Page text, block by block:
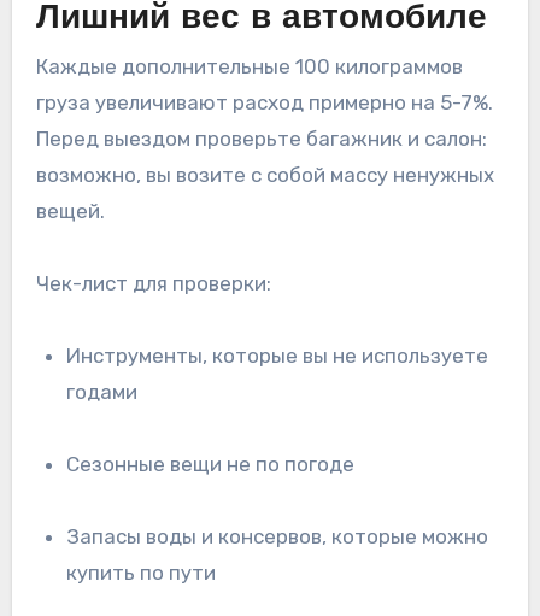
Лишний вес в автомобиле
Каждые дополнительные 100 килограммов
груза увеличивают расход примерно на 5-7%.
Перед выездом проверьте багажник и салон:
возможно, вы возите с собой массу ненужных
вещей.
Чек-лист для проверки:
Инструменты, которые вы не используете
годами
Сезонные вещи не по погоде
Запасы воды и консервов, которые можно
купить по пути